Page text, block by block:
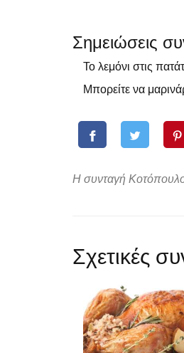
Σημειώσεις
Το λεμόνι στις
Μπορείτε να
Η συνταγή
Σχετικές